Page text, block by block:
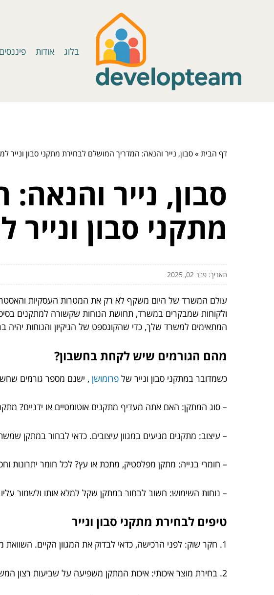
בלוג אודות פיננסים
דף הבית»סבון, נייר והנאה: המדריך המושלם לבחירת מתקני סבון ונייר
סבון, נייר
מתקני סבון
תאריך: פבר 02, 2025
עולם המשרד של היום משקף לא רק את המטרות העסקיות
ולקוחות שמבקרים במשרד, תחושת הנוחות שקשורה למתקנים
המתאימים למשרד שלך, כדי שהקונספט של הניקיון והנוחות יהיה
מהם הגורמים שיש לקחת בחשבון?
כשמדובר במתקני סבון ונייר של פרומושן , ישנם מספר גורמים
– סוג המתקן: האם אתה מעדיף מתקנים אוטומטיים או ידניים?
– עיצוב: מתקנים מגיעים במגוון עיצובים. כדאי לבחור במתקן
– חומרי בנייה: מתקן מפלסטיק, מתכת או עץ? לכל חומר יתרונות
– נוחות השימוש: חשוב לבחור במתקן שקל למלא אותו ולשמור עליו
טיפים לבחירת מתקני סבון ונייר
1. חקר שוק: לפני הרכישה, כדאי לבדוק את המגוון הקיים. השוואת מחירים ועיצובים יכולה לחסוך זמן וכסף.
2. בחירת מוצר איכותי: איכות המתקן משפיעה על שביעות רצון המשתמשים. אל תתפשר על איכות!